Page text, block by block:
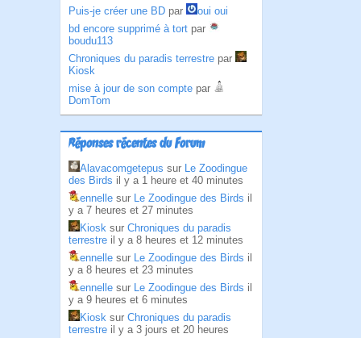
Puis-je créer une BD par
oui oui
bd encore supprimé à tort par
boudu113
Chroniques du paradis terrestre par
Kiosk
mise à jour de son compte par
DomTom
Réponses récentes du Forum
Alavacomgetepus sur Le Zoodingue
des Birds il y a 1 heure et 40 minutes
ennelle sur Le Zoodingue des Birds il
y a 7 heures et 27 minutes
Kiosk sur Chroniques du paradis
terrestre il y a 8 heures et 12 minutes
ennelle sur Le Zoodingue des Birds il
y a 8 heures et 23 minutes
ennelle sur Le Zoodingue des Birds il
y a 9 heures et 6 minutes
Kiosk sur Chroniques du paradis
terrestre il y a 3 jours et 20 heures